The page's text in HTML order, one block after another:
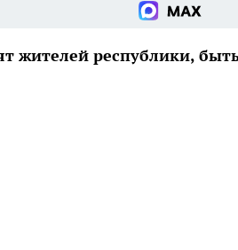
жителей республики,